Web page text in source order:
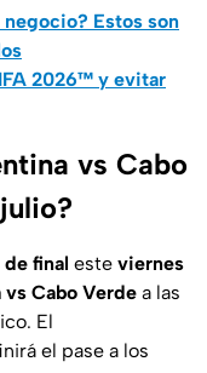
negocio? Estos son
2026™️ y evitar
vs Cabo
final este viernes
Cabo Verde a las
El
el pase a los